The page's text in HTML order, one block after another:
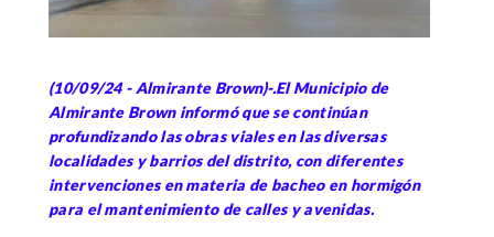
(10/09/24 - Almirante Brown)-.El Municipio de
Almirante Brown informó que se continúan
profundizando las obras viales en las diversas
localidades y barrios del distrito, con diferentes
intervenciones en materia de bacheo en hormigón
para el mantenimiento de calles y avenidas.